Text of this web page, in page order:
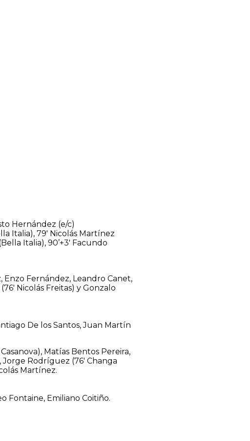
Hernández (e/c)
Italia), 79′ Nicolás Martínez
Italia), 90’+3′ Facundo
Enzo Fernández, Leandro Canet,
Nicolás Freitas) y Gonzalo
De los Santos, Juan Martín
Matías Bentos Pereira,
Jorge Rodríguez (76′ Changa
Martínez.
Fontaine, Emiliano Coitiño.